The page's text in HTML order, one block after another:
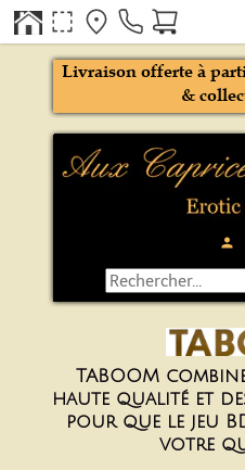
person
Livraison offerte à
&
TABOOM
haute qualité et
pour que le jeu
votre